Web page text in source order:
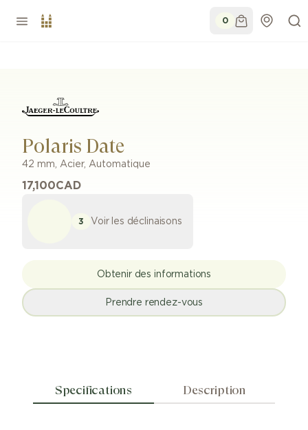
0
Polaris Date
42 mm, Acier, Automatique
17,100CAD
3 Voir les déclinaisons
Obtenir des informations
Prendre rendez-vous
Specifications Description